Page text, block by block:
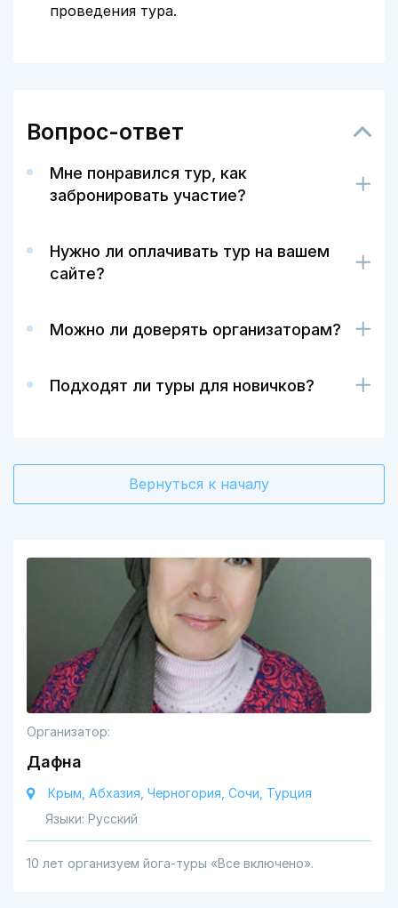
проведения тура.
Вопрос-ответ
Мне понравился тур, как
забронировать участие?
Нужно ли оплачивать тур на вашем
сайте?
Можно ли доверять организаторам?
Подходят ли туры для новичков?
Вернуться к началу
Организатор:
Дафна
Крым, Абхазия, Черногория, Сочи, Турция
Языки: Русский
10 лет организуем йога-туры «Все включено».